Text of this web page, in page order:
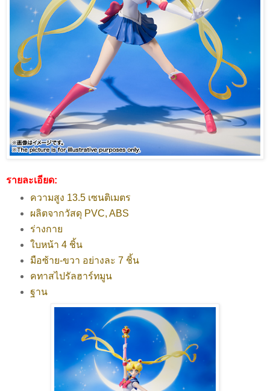
รายละเอียด:
ความสูง 13.5 เซนติเมตร
ผลิตจากวัสดุ PVC, ABS
ร่างกาย
ใบหน้า 4 ชิ้น
มือซ้าย-ขวา อย่างละ 7 ชิ้น
คทาสไปรัลฮาร์ทมูน
ฐาน